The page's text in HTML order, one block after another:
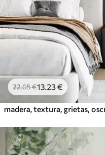
22.05€13 .23€